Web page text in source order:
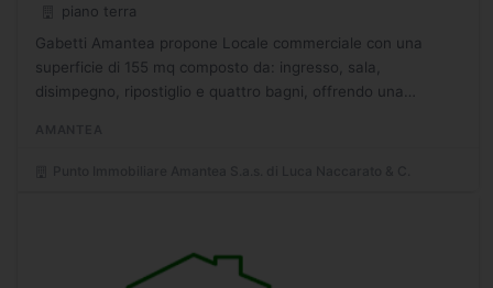
piano terra
Gabetti Amantea propone Locale commerciale con una
superficie di 155 mq composto da: ingresso, sala,
disimpegno, ripostiglio e quattro bagni, offrendo una